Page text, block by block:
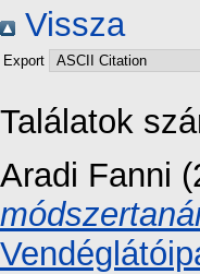
Vissza
Export
Találatok
Aradi Fanni